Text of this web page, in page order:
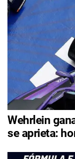
Wehrlein
se aprieta: